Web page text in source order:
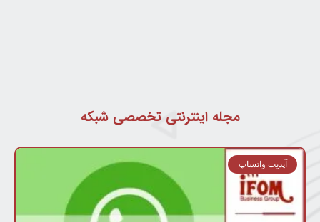
مجله اینترنتی تخصصی شبکه
آپدیت واتساپ